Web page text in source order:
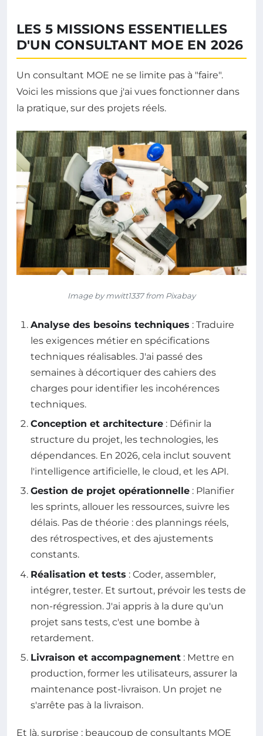
LES 5 MISSIONS ESSENTIELLES
D'UN CONSULTANT MOE EN 2026
Un consultant MOE ne se limite pas à "faire".
Voici les missions que j'ai vues fonctionner dans
la pratique, sur des projets réels.
Image by mwitt1337 from Pixabay
Analyse des besoins techniques : Traduire
les exigences métier en spécifications
techniques réalisables. J'ai passé des
semaines à décortiquer des cahiers des
charges pour identifier les incohérences
techniques.
Conception et architecture : Définir la
structure du projet, les technologies, les
dépendances. En 2026, cela inclut souvent
l'intelligence artificielle, le cloud, et les API.
Gestion de projet opérationnelle : Planifier
les sprints, allouer les ressources, suivre les
délais. Pas de théorie : des plannings réels,
des rétrospectives, et des ajustements
constants.
Réalisation et tests : Coder, assembler,
intégrer, tester. Et surtout, prévoir les tests de
non-régression. J'ai appris à la dure qu'un
projet sans tests, c'est une bombe à
retardement.
Livraison et accompagnement : Mettre en
production, former les utilisateurs, assurer la
maintenance post-livraison. Un projet ne
s'arrête pas à la livraison.
Et là, surprise : beaucoup de consultants MOE